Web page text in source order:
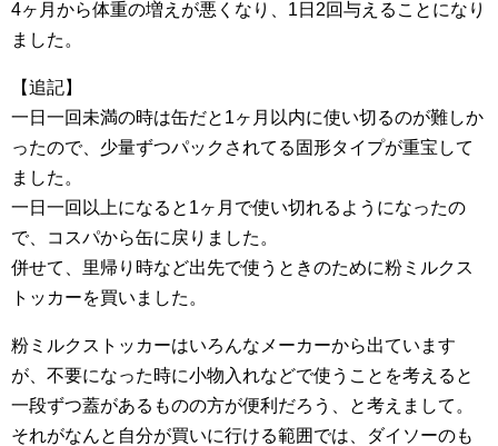
4ヶ月から体重の増えが悪くなり、1日2回与えることになり
ました。
【追記】
一日一回未満の時は缶だと1ヶ月以内に使い切るのが難しか
ったので、少量ずつパックされてる固形タイプが重宝して
ました。
一日一回以上になると1ヶ月で使い切れるようになったの
で、コスパから缶に戻りました。
併せて、里帰り時など出先で使うときのために粉ミルクス
トッカーを買いました。
粉ミルクストッカーはいろんなメーカーから出ています
が、不要になった時に小物入れなどで使うことを考えると
一段ずつ蓋があるものの方が便利だろう、と考えまして。
それがなんと自分が買いに行ける範囲では、ダイソーのも